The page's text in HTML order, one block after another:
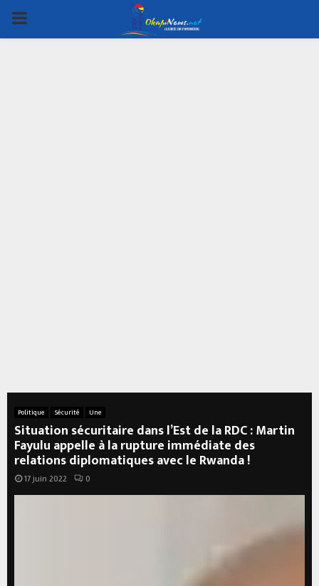
PRIMARY
Politique Sécurité Une
Situation sécuritaire dans l’Est de la RDC : Martin
Fayulu appelle à la rupture immédiate des
relations diplomatiques avec le Rwanda !
17 juin 2022 0